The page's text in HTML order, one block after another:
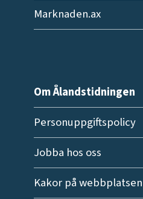
Marknaden.ax
Om Ålandstidningen
Personuppgiftspolicy
Jobba hos oss
Kakor på webbplatsen